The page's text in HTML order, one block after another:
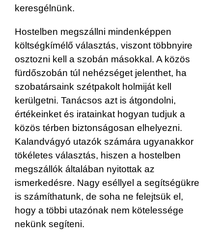
keresgélnünk.
Hostelben megszállni mindenképpen
költségkímélő választás, viszont többnyire
osztozni kell a szobán másokkal. A közös
fürdőszobán túl nehézséget jelenthet, ha
szobatársaink szétpakolt holmiját kell
kerülgetni. Tanácsos azt is átgondolni,
értékeinket és iratainkat hogyan tudjuk a
közös térben biztonságosan elhelyezni.
Kalandvágyó utazók számára ugyanakkor
tökéletes választás, hiszen a hostelben
megszállók általában nyitottak az
ismerkedésre. Nagy eséllyel a segítségükre
is számíthatunk, de soha ne felejtsük el,
hogy a többi utazónak nem kötelessége
nekünk segíteni.